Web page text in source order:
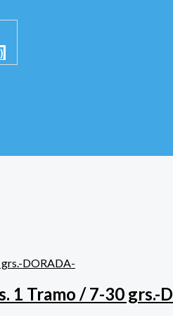
/ 20-40 grs
1 Tramo / 7-30 grs.-